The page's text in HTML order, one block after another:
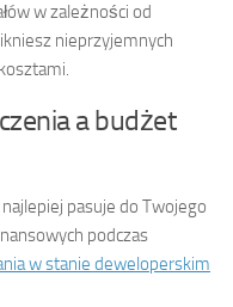
w zależności od
nieprzyjemnych
a budżet
pasuje do Twojego
podczas
w stanie deweloperskim